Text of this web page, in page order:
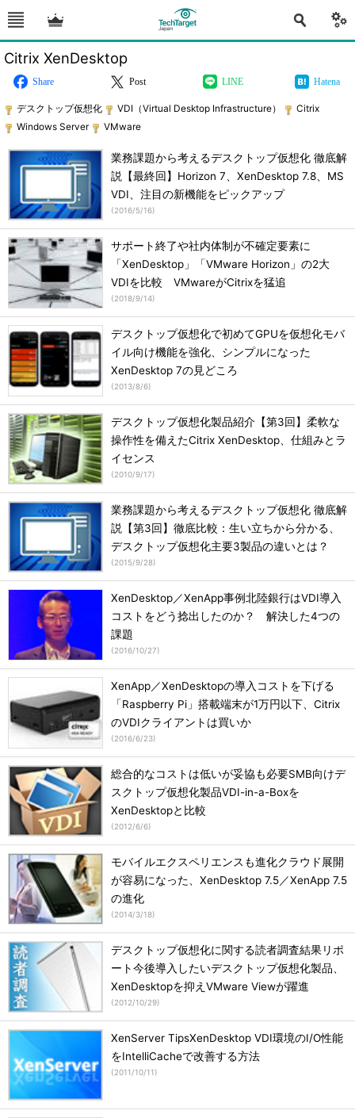
Citrix XenDesktop
Share Post LINE Hatena
デスクトップ仮想化 VDI（Virtual Desktop Infrastructure）
Citrix
Windows Server
VMware
業務課題から考えるデスクトップ仮想化 徹底解
説【最終回】Horizon 7、XenDesktop 7.8、MS
VDI、注目の新機能をピックアップ
(2016/5/16)
サポート終了や社内体制が不確定要素に
「XenDesktop」「VMware Horizon」の2大
VDIを比較 VMwareがCitrixを猛追
(2018/9/14)
デスクトップ仮想化で初めてGPUを仮想化モバ
イル向け機能を強化、シンプルになった
XenDesktop 7の見どころ
(2013/8/6)
デスクトップ仮想化製品紹介【第3回】柔軟な
操作性を備えたCitrix XenDesktop、仕組みとラ
イセンス
(2010/9/17)
業務課題から考えるデスクトップ仮想化 徹底解
説【第3回】徹底比較：生い立ちから分かる、
デスクトップ仮想化主要3製品の違いとは？
(2015/9/28)
XenDesktop／XenApp事例北陸銀行はVDI導入
コストをどう捻出したのか？ 解決した4つの
課題
(2016/10/27)
XenApp／XenDesktopの導入コストを下げる
「Raspberry Pi」搭載端末が1万円以下、Citrix
のVDIクライアントは買いか
(2016/6/23)
総合的なコストは低いが妥協も必要SMB向けデ
スクトップ仮想化製品VDI-in-a-Boxを
XenDesktopと比較
(2012/6/6)
モバイルエクスペリエンスも進化クラウド展開
が容易になった、XenDesktop 7.5／XenApp 7.5
の進化
(2014/3/18)
デスクトップ仮想化に関する読者調査結果リポ
ート今後導入したいデスクトップ仮想化製品、
XenDesktopを抑えVMware Viewが躍進
(2012/10/29)
XenServer TipsXenDesktop VDI環境のI/O性能
をIntelliCacheで改善する方法
(2011/10/11)